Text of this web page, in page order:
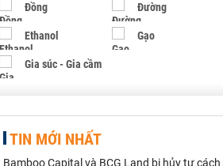
Đồng Đường
Ethanol Gạo
Gia súc - Gia cầm
Hạt điều
TIN MỚI NHẤT
Bamboo Capital và BCG Land bị hủy tư cách